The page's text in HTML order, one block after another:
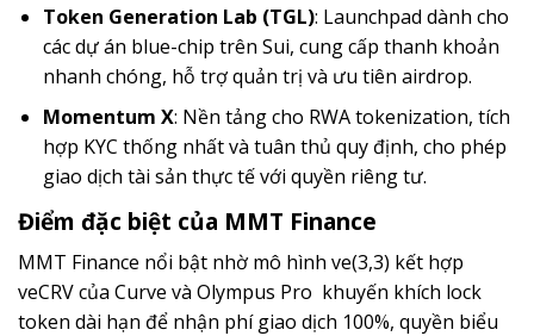
Token Generation Lab (TGL): Launchpad dành cho
các dự án blue-chip trên Sui, cung cấp thanh khoản
nhanh chóng, hỗ trợ quản trị và ưu tiên airdrop.
Momentum X: Nền tảng cho RWA tokenization, tích
hợp KYC thống nhất và tuân thủ quy định, cho phép
giao dịch tài sản thực tế với quyền riêng tư.
Điểm đặc biệt của MMT Finance
MMT Finance nổi bật nhờ mô hình ve(3,3) kết hợp
veCRV của Curve và Olympus Pro khuyến khích lock
token dài hạn để nhận phí giao dịch 100%, quyền biểu